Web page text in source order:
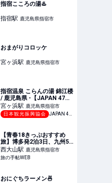
指宿こころの湯♨️
指宿駅 鹿児島県指宿市
おまがりコロッケ
宮ヶ浜駅 鹿児島県指宿市
指宿温泉 こらんの湯 錦江楼
/ 鹿児島県 -【JAPAN 47
GO】
宮ヶ浜駅 鹿児島県指宿市
日本観光振興協会
JAPAN 47 GO
【青春18きっぷおすすめ
旅】博多発2泊3日、九州5
県をぐるりと回って指宿＆
日本最南端駅・西大山を目
指す（日豊本線・指宿枕崎
西大山駅 鹿児島県指宿市
旅の手帖WEB
おにぐちラーメン🍜